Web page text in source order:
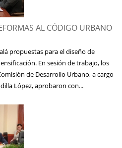
AL CÓDIGO URBANO
propuestas para el diseño de
En sesión de trabajo, los
de Desarrollo Urbano, a cargo
López, aprobaron con...